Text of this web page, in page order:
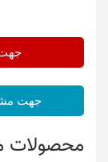
جهت
جهت
محصولات